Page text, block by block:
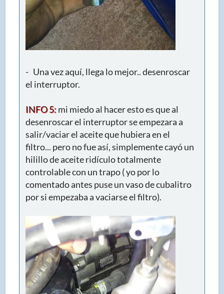
- Una vez aquí, llega lo mejor.. desenroscar
el interruptor.
INFO 5:mi miedo al hacer esto es que al
desenroscar el interruptor se empezara a
salir/vaciar el aceite que hubiera en el
filtro... pero no fue así, simplemente cayó un
hilillo de aceite ridículo totalmente
controlable con un trapo ( yo por lo
comentado antes puse un vaso de cubalitro
por si empezaba a vaciarse el filtro).